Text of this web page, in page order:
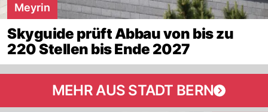
Meyrin
Skyguide prüft Abbau von bis zu
220 Stellen bis Ende 2027
MEHR AUS STADT BERN